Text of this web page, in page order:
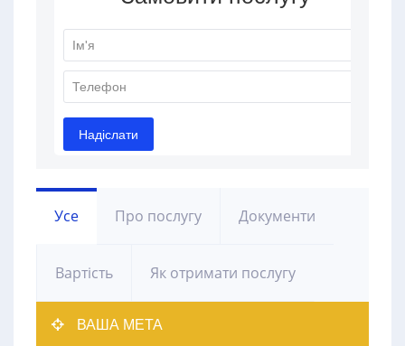
Усе Про послугу Документи
Вартість Як отримати послугу
ВАША МЕТА